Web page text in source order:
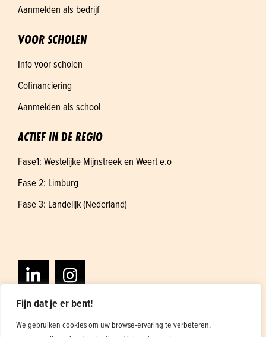
Fijn dat je er bent!
We gebruiken cookies om uw browse-ervaring te verbeteren,
Aanmelden als bedrijf
VOOR SCHOLEN
Info voor scholen
Cofinanciering
Aanmelden als school
ACTIEF IN DE REGIO
Fase1: Westelijke Mijnstreek en Weert e.o
Fase 2: Limburg
Fase 3: Landelijk (Nederland)